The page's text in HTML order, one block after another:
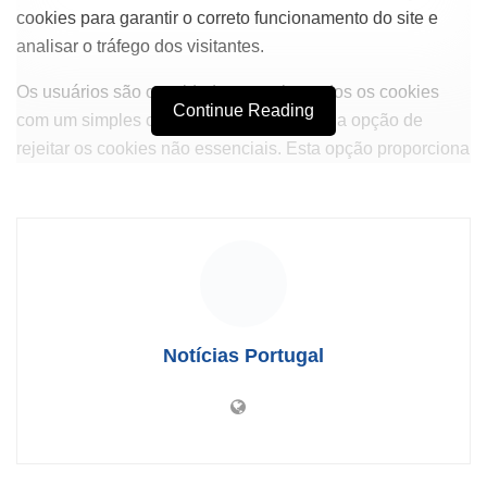
cookies para garantir o correto funcionamento do site e
analisar o tráfego dos visitantes.
Os usuários são convidados a aceitar todos os cookies
com um simples clique, mas também têm a opção de
rejeitar os cookies não essenciais. Esta opção proporciona
oferecendo assim uma camada extra de transparência. A
práticas éticas na coleta de dados, refletindo uma
Continue Reading
Notícias Portugal